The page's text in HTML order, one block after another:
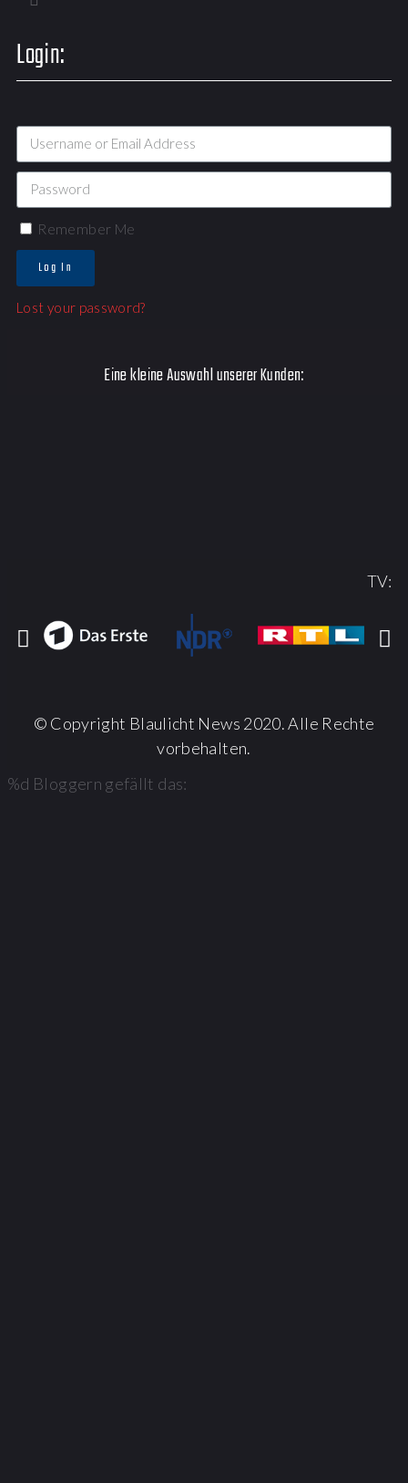
Login:
Remember Me
Log In
Lost your password?
Eine kleine Auswahl unserer Kunden:
TV:
© Copyright Blaulicht News 2020. Alle Rechte
vorbehalten.
%d Bloggern gefällt das: